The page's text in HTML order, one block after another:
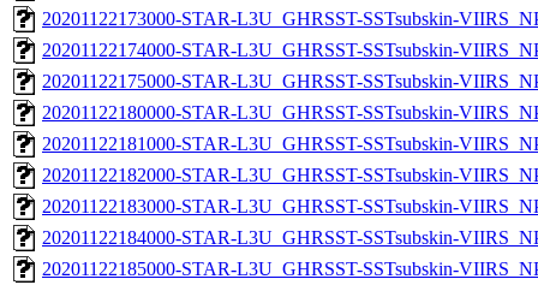
20201122173000-STAR-L3U_GHRSST-SSTsubskin-
20201122174000-STAR-L3U_GHRSST-SSTsubskin-
20201122175000-STAR-L3U_GHRSST-SSTsubskin-
20201122180000-STAR-L3U_GHRSST-SSTsubskin-
20201122181000-STAR-L3U_GHRSST-SSTsubskin-
20201122182000-STAR-L3U_GHRSST-SSTsubskin-
20201122183000-STAR-L3U_GHRSST-SSTsubskin-
20201122184000-STAR-L3U_GHRSST-SSTsubskin-
20201122185000-STAR-L3U_GHRSST-SSTsubskin-